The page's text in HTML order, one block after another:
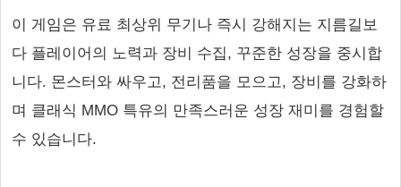
이 게임은 유료 최상위 무기나 즉시 강해지는 지름길보
다 플레이어의 노력과 장비 수집, 꾸준한 성장을 중시합
니다. 몬스터와 싸우고, 전리품을 모으고, 장비를 강화하
며 클래식 MMO 특유의 만족스러운 성장 재미를 경험할
수 있습니다.